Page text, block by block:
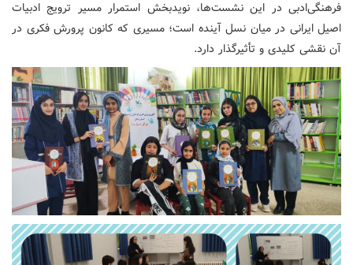
فرهنگی‌ادبی در این نشست‌ها، نویدبخش استمرار مسیر ترویج ادبیات
اصیل ایرانی در میان نسل آینده است؛ مسیری که کانون پرورش فکری در
آن نقشی کلیدی و تأثیرگذار دارد.